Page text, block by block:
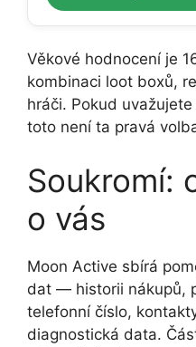
Věkové hodnocení je
kombinaci loot boxů,
hráči. Pokud
toto není ta pravá
Soukromí:
o vás
Moon Active sbírá
dat — historii nákupů,
telefonní číslo,
diagnostická data.